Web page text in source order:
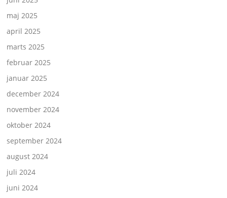
maj 2025
april 2025
marts 2025
februar 2025
januar 2025
december 2024
november 2024
oktober 2024
september 2024
august 2024
juli 2024
juni 2024